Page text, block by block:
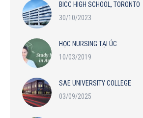
BICC HIGH SCHOOL, TORONTO
30/10/2023
HỌC NURSING TẠI ÚC
10/03/2019
SAE UNIVERSITY COLLEGE
03/09/2025